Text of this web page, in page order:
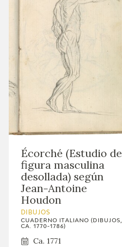
Écorché (Estudio de
figura masculina
desollada) según
Jean-Antoine
Houdon
DIBUJOS
CUADERNO ITALIANO (DIBUJOS,
CA. 1770-1786)
Ca. 1771